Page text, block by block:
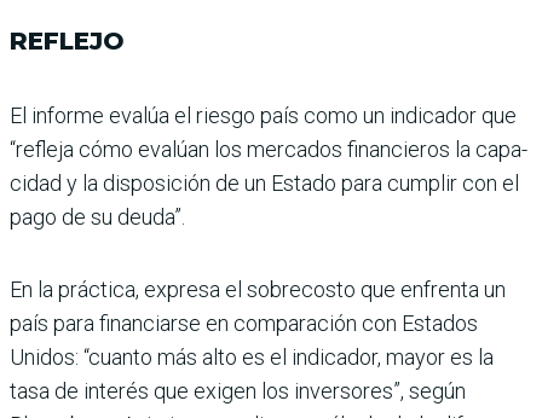
REFLEJO
El informe evalúa el riesgo país como un indicador que
“refleja cómo evalúan los mercados financieros la capa­
cidad y la disposición de un Estado para cumplir con el
pago de su deuda”.
En la práctica, expresa el sobrecosto que enfrenta un
país para financiarse en com­paración con Estados
Unidos: “cuanto más alto es el indica­dor, mayor es la
tasa de inte­rés que exigen los inversores”, según